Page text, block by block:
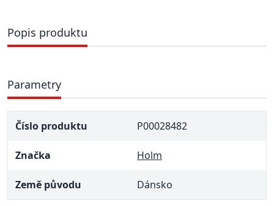
Popis produktu
Parametry
Číslo produktu P00028482
Značka Holm
Země původu Dánsko